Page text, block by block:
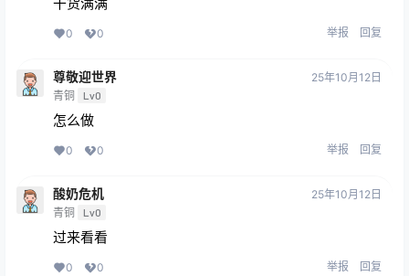
0 0 举报 回复
尊敬迎世界
青铜 Lv0
25年10月12日
怎么做
0 0 举报 回复
酸奶危机
青铜 Lv0
25年10月12日
过来看看
0 0 举报 回复